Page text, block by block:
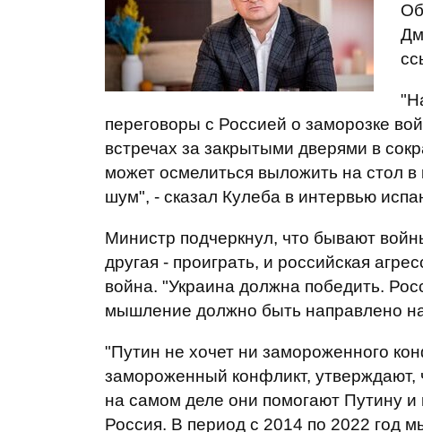
переговоры с Россией о заморозке
встречах за закрытыми дверями в
может осмелиться выложить на стол
шум", - сказал Кулеба в интервью
Министр подчеркнул, что бывают
другая - проиграть, и российская
война. "Украина должна победить.
мышление должно быть направлено
"Путин не хочет ни замороженного
замороженный конфликт, утверждают,
на самом деле они помогают Путину и
Россия. В период с 2014 по 2022 год